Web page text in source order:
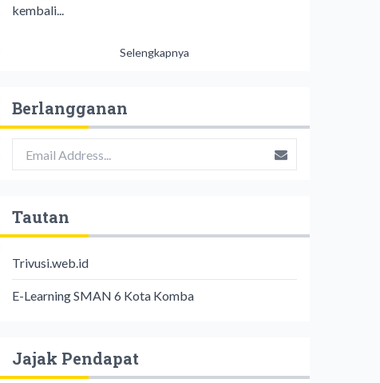
kembali...
Selengkapnya
Berlangganan
Tautan
Trivusi.web.id
E-Learning SMAN 6 Kota Komba
Jajak Pendapat